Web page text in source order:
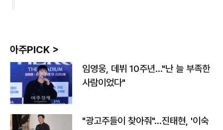
아주PICK >
임영웅, 데뷔 10주년…"난 늘 부족한
사람이었다"
"광고주들이 찾아줘"…진태현, '이숙